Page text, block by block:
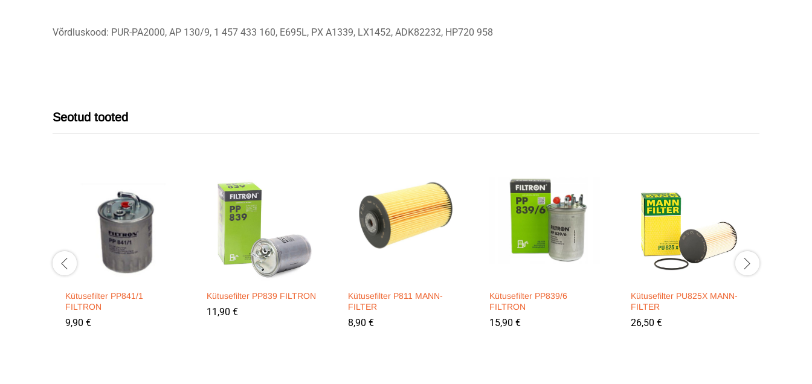
Võrdluskood: PUR-PA2000, AP 130/9, 1 457 433 160, E695L, PX A1339, LX1452, ADK82232, HP720 958
Seotud tooted
Kütusefilter PP841/1
FILTRON
9,90 €
Kütusefilter PP839 FILTRON
11,90 €
Kütusefilter P811 MANN-
FILTER
8,90 €
Kütusefilter PP839/6
FILTRON
15,90 €
Kütusefilter PU825X MANN-
FILTER
26,50 €